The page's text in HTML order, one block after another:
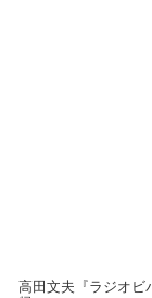
高田文夫『ラジオビ